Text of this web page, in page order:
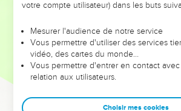
leur foi ou leur vision. Mais on voit moins
et les saisons difficiles qu'ils ont traversés,
sont elles qui les ont
Dans cette conférence, leaders,
clés pour avancer avec plus de sagesse
votre compte utilisateur) dans les buts
Mesurer l'audience de notre service
Vous permettre d'utiliser des services
vidéo, des cartes du monde…
Vous permettre d'entrer en contact
relation aux utilisateurs.
Choisir mes cookies